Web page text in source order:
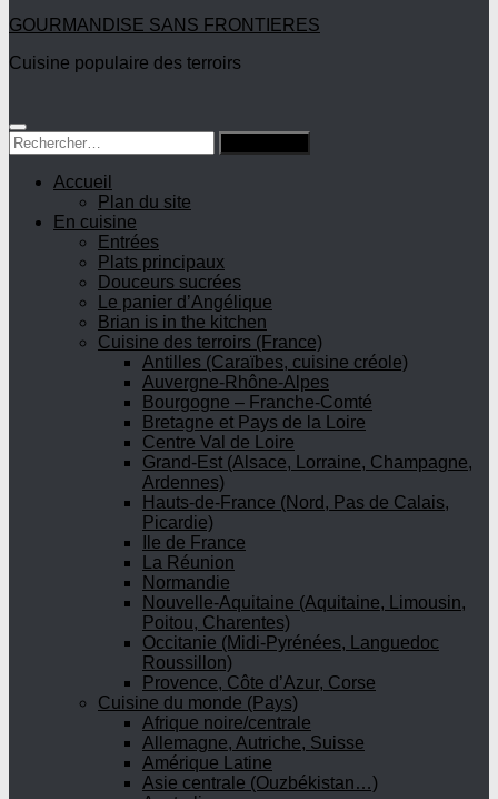
GOURMANDISE SANS FRONTIERES
Cuisine populaire des terroirs
Rechercher :
Accueil
Plan du site
En cuisine
Entrées
Plats principaux
Douceurs sucrées
Le panier d’Angélique
Brian is in the kitchen
Cuisine des terroirs (France)
Antilles (Caraïbes, cuisine créole)
Auvergne-Rhône-Alpes
Bourgogne – Franche-Comté
Bretagne et Pays de la Loire
Centre Val de Loire
Grand-Est (Alsace, Lorraine, Champagne,
Ardennes)
Hauts-de-France (Nord, Pas de Calais,
Picardie)
Ile de France
La Réunion
Normandie
Nouvelle-Aquitaine (Aquitaine, Limousin,
Poitou, Charentes)
Occitanie (Midi-Pyrénées, Languedoc
Roussillon)
Provence, Côte d’Azur, Corse
Cuisine du monde (Pays)
Afrique noire/centrale
Allemagne, Autriche, Suisse
Amérique Latine
Asie centrale (Ouzbékistan…)